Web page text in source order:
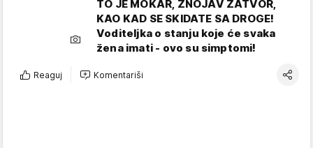
TO JE MOKAR, ZNOJAV ZATVOR,
KAO KAD SE SKIDATE SA DROGE!
Voditeljka o stanju koje će svaka
žena imati - ovo su simptomi!
Reaguj Komentariši